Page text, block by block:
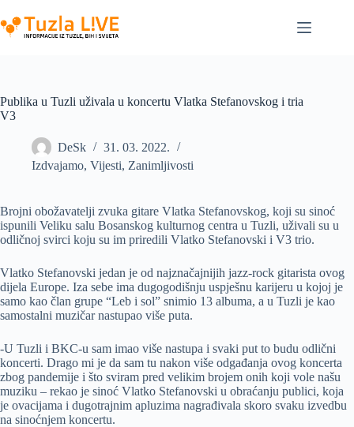
to
content
Publika u Tuzli uživala u koncertu Vlatka Stefanovskog i tria
V3
DeSk
31. 03. 2022.
Izdvajamo, Vijesti, Zanimljivosti
Brojni obožavatelji zvuka gitare Vlatka Stefanovskog, koji su sinoć
ispunili Veliku salu Bosanskog kulturnog centra u Tuzli, uživali su u
odličnoj svirci koju su im priredili Vlatko Stefanovski i V3 trio.
Vlatko Stefanovski jedan je od najznačajnijih jazz-rock gitarista ovog
dijela Europe. Iza sebe ima dugogodišnju uspješnu karijeru u kojoj je
samo kao član grupe “Leb i sol” snimio 13 albuma, a u Tuzli je kao
samostalni muzičar nastupao više puta.
-U Tuzli i BKC-u sam imao više nastupa i svaki put to budu odlični
koncerti. Drago mi je da sam tu nakon više odgađanja ovog koncerta
zbog pandemije i što sviram pred velikim brojem onih koji vole našu
muziku – rekao je sinoć Vlatko Stefanovski u obraćanju publici, koja
je ovacijama i dugotrajnim apluzima nagrađivala skoro svaku izvedbu
na sinoćnjem koncertu.